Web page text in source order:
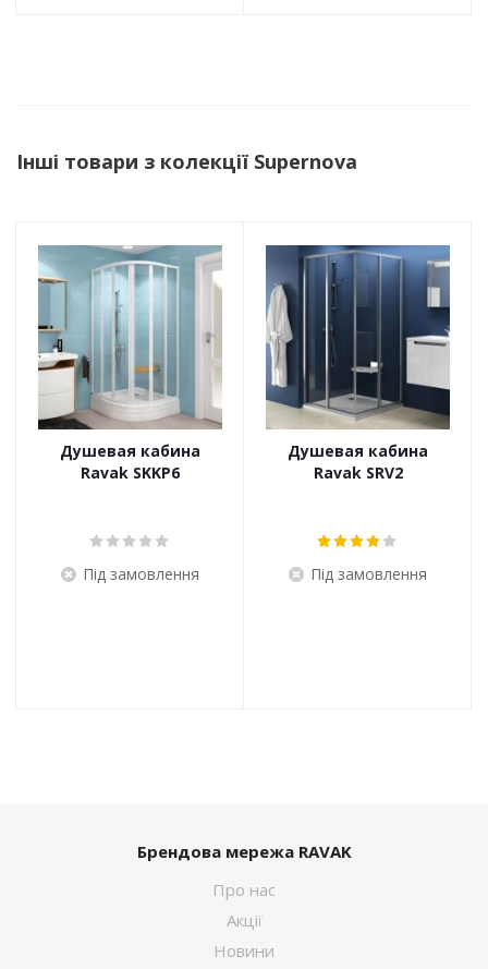
Інші товари з колекції Supernova
Душевая кабина
Ravak SKKP6
Під замовлення
Душевая кабина
Ravak SRV2
Під замовлення
Брендова мережа RAVAK
Про нас
Акції
Новини